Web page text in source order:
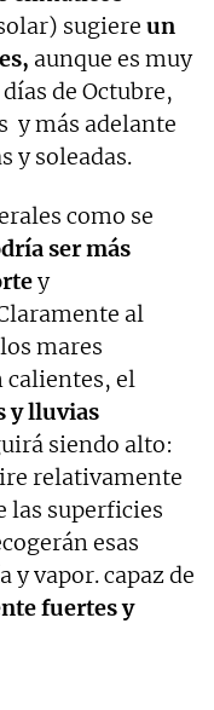
sugiere un
aunque es muy
de Octubre,
y más adelante
y soleadas.
como se
ser más
y
al
mares
calientes, el
y lluvias
siendo alto:
relativamente
las superficies
esas
y vapor. capaz de
fuertes y